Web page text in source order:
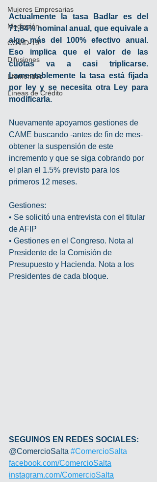
Mujeres Empresarias
Mediación
COVID-19
Difusiones
Efemérides
Líneas de Crédito
Actualmente la tasa Badlar es del
71,84% nominal anual, que equivale a
algo más del 100% efectivo anual.
Eso implica que el valor de las
cuotas va a casi triplicarse.
Lamentablemente la tasa está fijada
por ley y se necesita otra Ley para
modificarla.
Nuevamente apoyamos gestiones de
CAME buscando -antes de fin de mes-
obtener la suspensión de este
incremento y que se siga cobrando por
el plan el 1.5% previsto para los
primeros 12 meses.
Gestiones:
• Se solicitó una entrevista con el titular
de AFIP
• Gestiones en el Congreso. Nota al
Presidente de la Comisión de
Presupuesto y Hacienda. Nota a los
Presidentes de cada bloque.
SEGUINOS EN REDES SOCIALES:
@ComercioSalta #ComercioSalta
facebook.com/ComercioSalta
instagram.com/ComercioSalta